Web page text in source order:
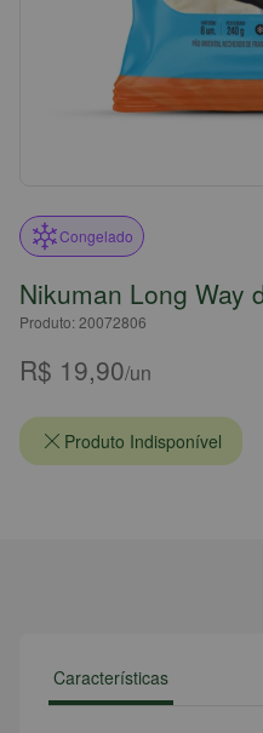
Congelado
Nikuman Long Way
Produto: 20072806
R$ 19,90/un
Produto Indisponível
Características